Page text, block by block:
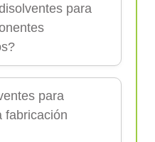
para
para
fabricación